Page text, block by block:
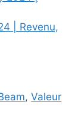
| Revenu,
,Valeur